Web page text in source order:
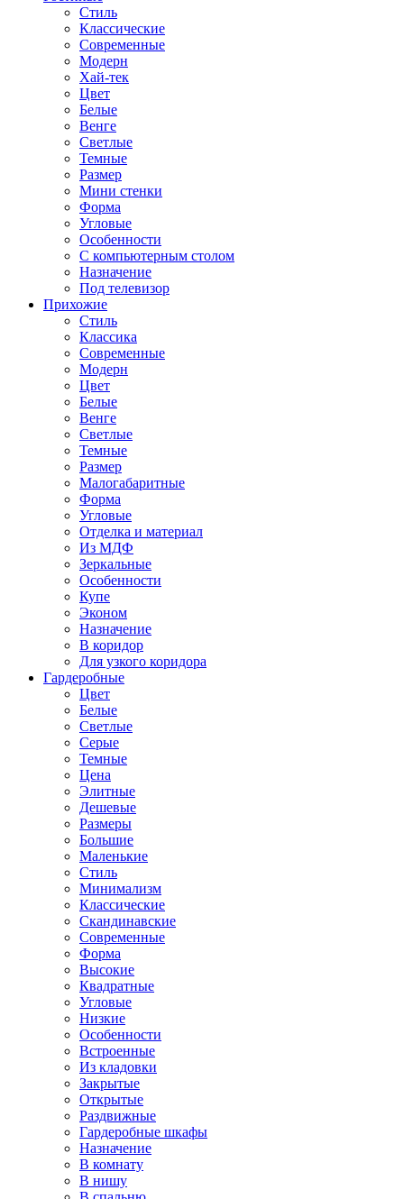
Стиль
Классические
Современные
Модерн
Хай-тек
Цвет
Белые
Венге
Светлые
Темные
Размер
Мини стенки
Форма
Угловые
Особенности
С компьютерным столом
Назначение
Под телевизор
Прихожие
Стиль
Классика
Современные
Модерн
Цвет
Белые
Венге
Светлые
Темные
Размер
Малогабаритные
Форма
Угловые
Отделка и материал
Из МДФ
Зеркальные
Особенности
Купе
Эконом
Назначение
В коридор
Для узкого коридора
Гардеробные
Цвет
Белые
Светлые
Серые
Темные
Цена
Элитные
Дешевые
Размеры
Большие
Маленькие
Стиль
Минимализм
Классические
Скандинавские
Современные
Форма
Высокие
Квадратные
Угловые
Низкие
Особенности
Встроенные
Из кладовки
Закрытые
Открытые
Раздвижные
Гардеробные шкафы
Назначение
В комнату
В нишу